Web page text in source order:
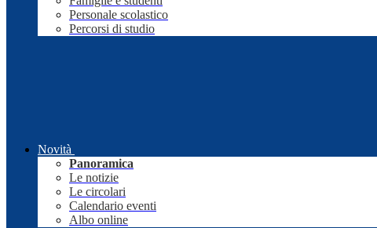
Personale scolastico
Percorsi di studio
Novità
Panoramica
Le notizie
Le circolari
Calendario eventi
Albo online